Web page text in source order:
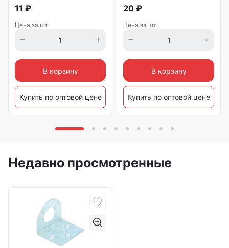
11 ₽
Цена за шт.
В корзину
Купить по оптовой цене
20 ₽
Цена за шт.
В корзину
Купить по оптовой цене
Недавно просмотренные